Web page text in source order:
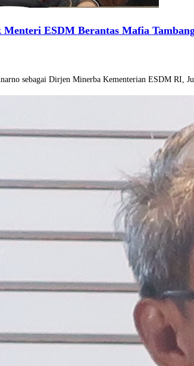
ESDM Berantas Mafia
sebagai Dirjen Minerba Kementerian ESDM RI,